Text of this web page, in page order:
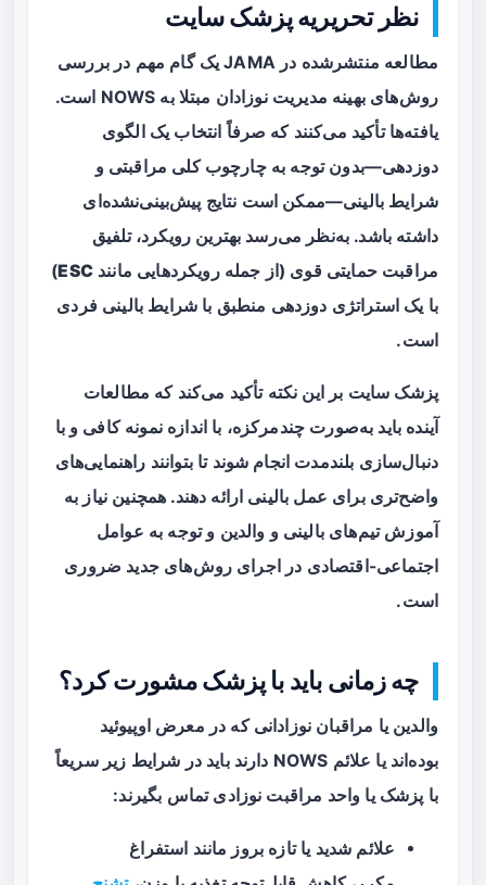
نظر تحریریه پزشک سایت
مطالعه منتشرشده در JAMA یک گام مهم در بررسی
روش‌های بهینه مدیریت نوزادان مبتلا به NOWS است.
یافته‌ها تأکید می‌کنند که صرفاً انتخاب یک الگوی
دوزدهی—بدون توجه به چارچوب کلی مراقبتی و
شرایط بالینی—ممکن است نتایج پیش‌بینی‌نشده‌ای
داشته باشد. به‌نظر می‌رسد بهترین رویکرد، تلفیق
مراقبت حمایتی قوی (از جمله رویکردهایی مانندESC
)
با یک استراتژی دوزدهی منطبق با شرایط بالینی فردی
است.
پزشک سایت بر این نکته تأکید می‌کند که مطالعات
آینده باید به‌صورت چندمرکزه، با اندازه نمونه کافی و با
دنبال‌سازی بلندمدت انجام شوند تا بتوانند راهنمایی‌های
واضح‌تری برای عمل بالینی ارائه دهند. همچنین نیاز به
آموزش تیم‌های بالینی و والدین و توجه به عوامل
اجتماعی-اقتصادی در اجرای روش‌های جدید ضروری
است.
چه زمانی باید با پزشک مشورت کرد؟
والدین یا مراقبان نوزادانی که در معرض اوپیوئید
بوده‌اند یا علائم NOWS دارند باید در شرایط زیر سریعاً
با پزشک یا واحد مراقبت نوزادی تماس بگیرند:
علائم شدید یا تازه بروز مانند استفراغ